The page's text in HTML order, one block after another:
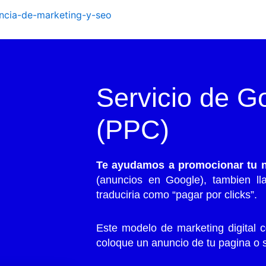
Servicio de
(PPC)
Te ayudamos a promocionar tu
(anuncios en Google), tambien
traduciria como “pagar por clicks”.
Este modelo de marketing digital
coloque un anuncio de tu pagina o